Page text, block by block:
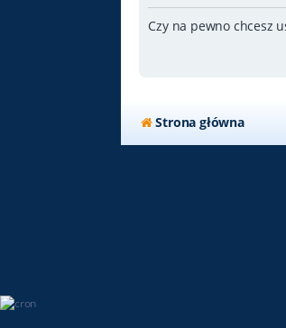
Czy na pewno chcesz
Strona główna